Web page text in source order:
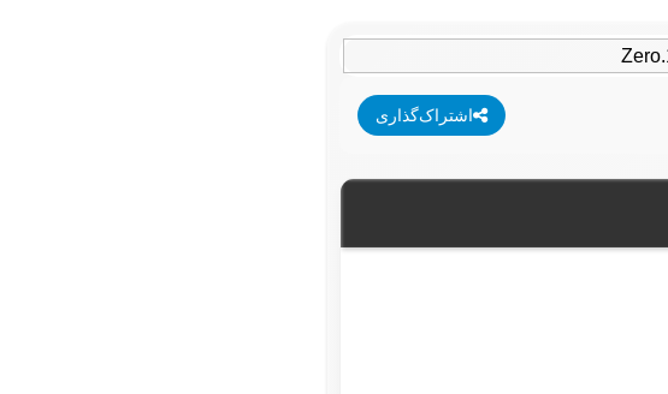
اشتراک‌گذاری